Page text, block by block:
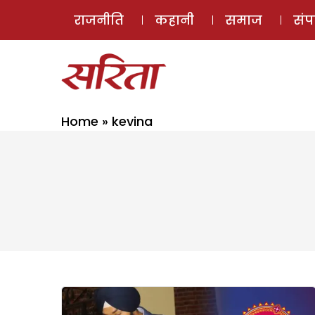
राजनीति कहानी समाज
Home » kevina